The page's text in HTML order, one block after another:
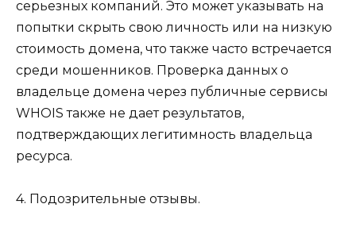
серьезных компаний. Это может указывать на
попытки скрыть свою личность или на низкую
стоимость домена, что также часто встречается
среди мошенников. Проверка данных о
владельце домена через публичные сервисы
WHOIS также не дает результатов,
подтверждающих легитимность владельца
ресурса.
4. Подозрительные отзывы.